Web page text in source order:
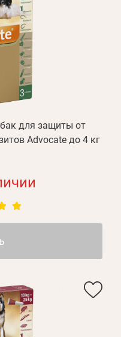
для защиты от
Advocate до 4 кг